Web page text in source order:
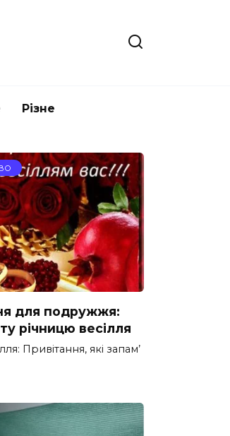
Різне
для подружжя:
ту річницю весілля
Привітання, які запам’